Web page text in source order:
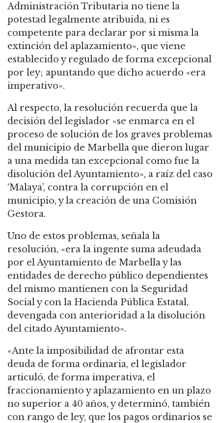
Administración Tributaria no tiene la
potestad legalmente atribuida, ni es
competente para declarar por si misma la
extinción del aplazamiento», que viene
establecido y regulado de forma excepcional
por ley; apuntando que dicho acuerdo «era
imperativo».
Al respecto, la resolución recuerda que la
decisión del legislador «se enmarca en el
proceso de solución de los graves problemas
del municipio de Marbella que dieron lugar
a una medida tan excepcional como fue la
disolución del Ayuntamiento», a raíz del caso
‘Malaya’, contra la corrupción en el
municipio, y la creación de una Comisión
Gestora.
Uno de estos problemas, señala la
resolución, «era la ingente suma adeudada
por el Ayuntamiento de Marbella y las
entidades de derecho público dependientes
del mismo mantienen con la Seguridad
Social y con la Hacienda Pública Estatal,
devengada con anterioridad a la disolución
del citado Ayuntamiento».
«Ante la imposibilidad de afrontar esta
deuda de forma ordinaria, el legislador
articuló, de forma imperativa, el
fraccionamiento y aplazamiento en un plazo
no superior a 40 años, y determinó, también
con rango de ley, que los pagos ordinarios se